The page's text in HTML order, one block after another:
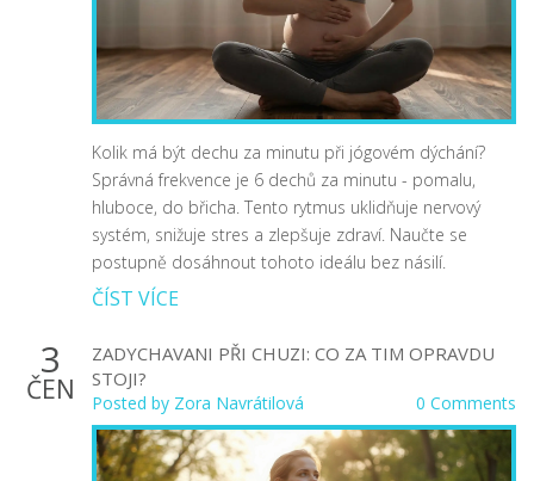
Kolik má být dechu za minutu při jógovém dýchání?
Správná frekvence je 6 dechů za minutu - pomalu,
hluboce, do břicha. Tento rytmus uklidňuje nervový
systém, snižuje stres a zlepšuje zdraví. Naučte se
postupně dosáhnout tohoto ideálu bez násilí.
ČÍST VÍCE
3
ČEN
ZADYCHAVANI PŘI CHUZI: CO ZA TIM OPRAVDU
STOJI?
Posted by Zora Navrátilová 0 Comments